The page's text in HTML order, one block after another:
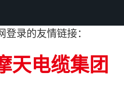
录的友情链接：
天电缆集团